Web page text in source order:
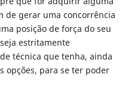
de gerar uma concorrência
posição de força do seu
estritamente
técnica que tenha, ainda
opções, para se ter poder